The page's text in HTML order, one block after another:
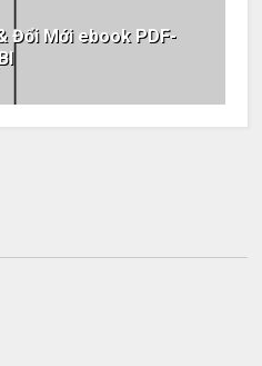
Đổi Mới ebook PDF-